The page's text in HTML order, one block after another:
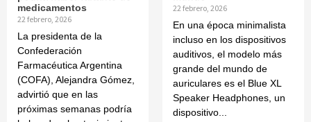
medicamentos
22 febrero, 2026
La presidenta de la
Confederación
Farmacéutica Argentina
(COFA), Alejandra Gómez,
advirtió que en las
próximas semanas podría
22 febrero, 2026
En una época minimalista
incluso en los dispositivos
auditivos, el modelo más
grande del mundo de
auriculares es el Blue XL
Speaker Headphones, un
dispositivo...